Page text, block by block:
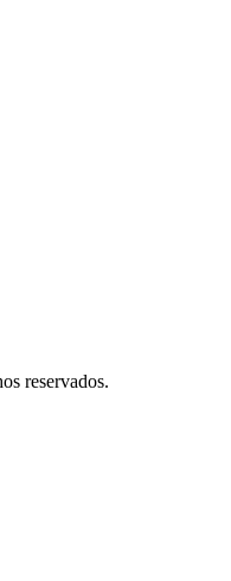
reservados.